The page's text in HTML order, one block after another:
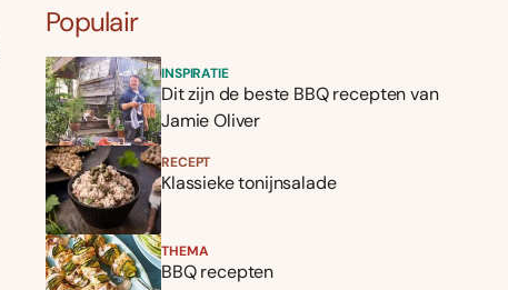
Populair
INSPIRATIE
Dit zijn de beste BBQ recepten van
Jamie Oliver
RECEPT
Klassieke tonijnsalade
THEMA
BBQ recepten